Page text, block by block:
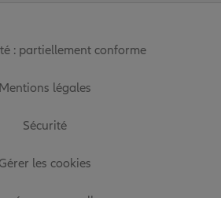
: partiellement conforme
Mentions légales
Sécurité
Gérer les cookies